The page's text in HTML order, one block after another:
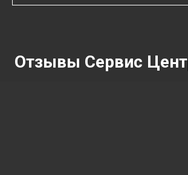
Отзывы Сервис